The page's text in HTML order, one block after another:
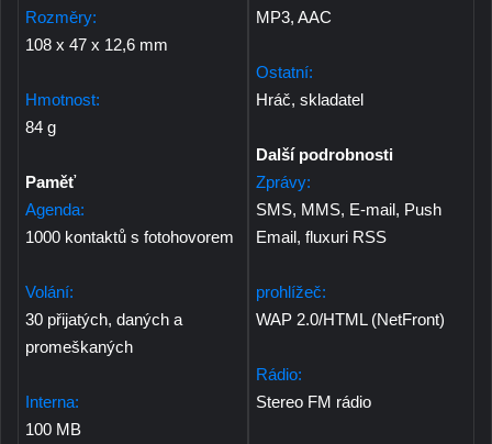
Rozměry:
108 x 47 x 12,6 mm
Hmotnost:
84 g
Paměť
Agenda:
1000 kontaktů s fotohovorem
Volání:
30 přijatých, daných a
promeškaných
Interna:
100 MB
MP3, AAC
Ostatní:
Hráč, skladatel
Další podrobnosti
Zprávy:
SMS, MMS, E-mail, Push
Email, fluxuri RSS
prohlížeč:
WAP 2.0/HTML (NetFront)
Rádio:
Stereo FM rádio